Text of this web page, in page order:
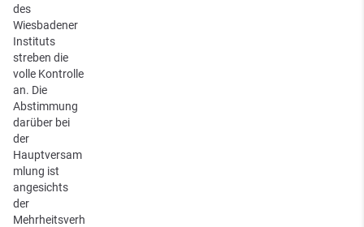
des
Wiesbadener
Instituts
streben die
volle Kontrolle
an. Die
Abstimmung
darüber bei
der
Hauptversam
mlung ist
angesichts
der
Mehrheitsverh